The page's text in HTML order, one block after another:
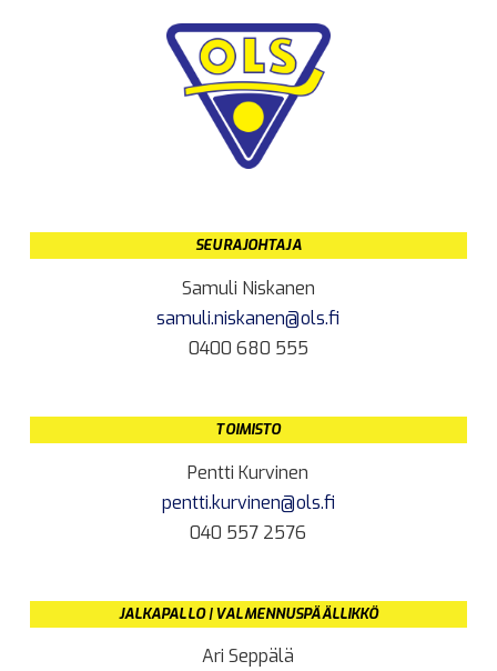
SEURAJOHTAJA
Samuli Niskanen
samuli.niskanen@ols.fi
0400 680 555
TOIMISTO
Pentti Kurvinen
pentti.kurvinen@ols.fi
040 557 2576
JALKAPALLO | VALMENNUSPÄÄLLIKKÖ
Ari Seppälä